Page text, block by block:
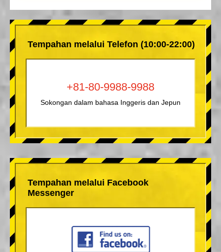
Tempahan melalui Telefon (10:00-22:00)
+81-80-9988-9988
Sokongan dalam bahasa Inggeris dan Jepun
Tempahan melalui Facebook
Messenger